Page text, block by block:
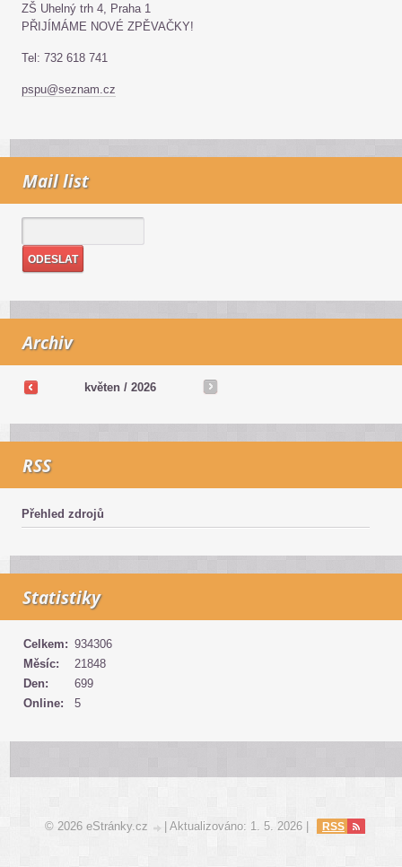
ZŠ Uhelný trh 4, Praha 1
PŘIJÍMÁME NOVÉ ZPĚVAČKY!
Tel: 732 618 741
pspu@seznam.cz
Mail list
Archiv
květen / 2026
RSS
Přehled zdrojů
Statistiky
Online: 5
Celkem: 934306
Měsíc:
21848
Den:
699
© 2026 eStránky.cz | Aktualizováno: 1. 5. 2026 | RSS